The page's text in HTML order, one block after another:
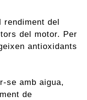
rendiment del
del motor. Per
antioxidants
se amb aigua,
de